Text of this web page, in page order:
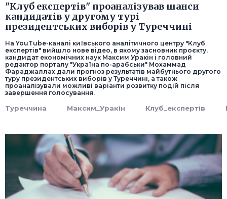
"Клуб експертів" проаналізував шанси
кандидатів у другому турі
президентських виборів у Туреччині
На YouTube-каналі київського аналітичного центру "Клуб
експертів" вийшло нове відео, в якому засновник проєкту,
кандидат економічних наук Максим Уракін і головний
редактор порталу "Україна по-арабськи" Мохаммад
Фараджаллах дали прогноз результатів майбутнього другого
туру президентських виборів у Туреччині, а також
проаналізували можливі варіанти розвитку подій після
завершення голосування.
Туреччина Максим_Уракін Клуб_експертів